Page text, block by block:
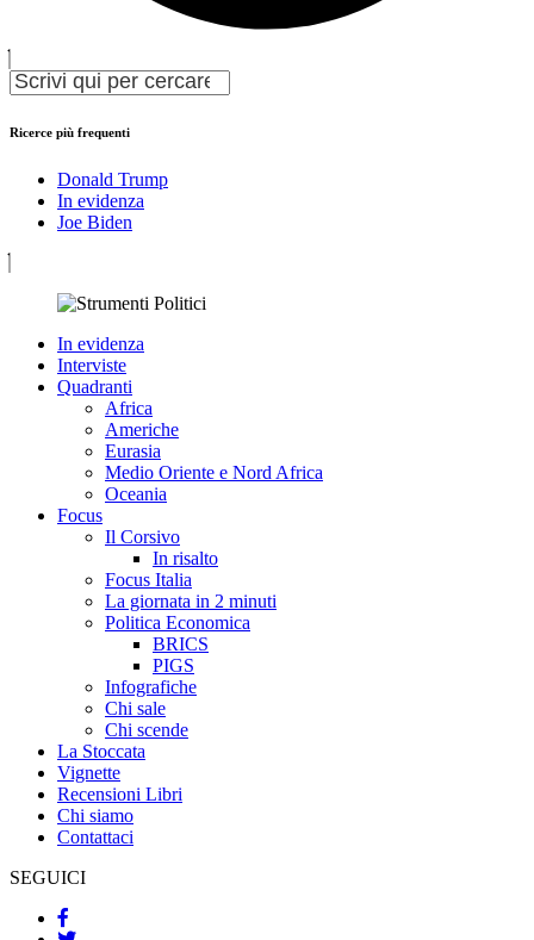
Ricerce più frequenti
Donald Trump
In evidenza
Joe Biden
In evidenza
Interviste
Quadranti
Africa
Americhe
Eurasia
Medio Oriente e Nord Africa
Oceania
Focus
Il Corsivo
In risalto
Focus Italia
La giornata in 2 minuti
Politica Economica
BRICS
PIGS
Infografiche
Chi sale
Chi scende
La Stoccata
Vignette
Recensioni Libri
Chi siamo
Contattaci
SEGUICI